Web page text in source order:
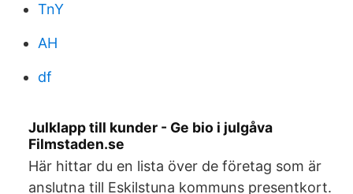
TnY
AH
df
Julklapp till kunder - Ge bio i julgåva
Filmstaden.se
Här hittar du en lista över de företag som är
anslutna till Eskilstuna kommuns presentkort.